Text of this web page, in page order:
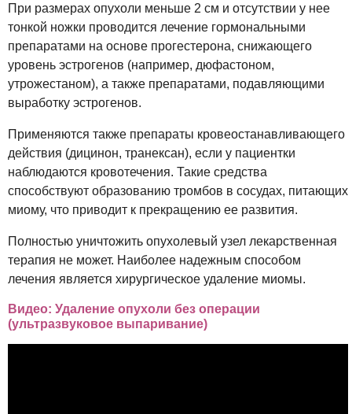
При размерах опухоли меньше 2 см и отсутствии у нее
тонкой ножки проводится лечение гормональными
препаратами на основе прогестерона, снижающего
уровень эстрогенов (например, дюфастоном,
утрожестаном), а также препаратами, подавляющими
выработку эстрогенов.
Применяются также препараты кровеостанавливающего
действия (дицинон, транексан), если у пациентки
наблюдаются кровотечения. Такие средства
способствуют образованию тромбов в сосудах, питающих
миому, что приводит к прекращению ее развития.
Полностью уничтожить опухолевый узел лекарственная
терапия не может. Наиболее надежным способом
лечения является хирургическое удаление миомы.
Видео: Удаление опухоли без операции
(ультразвуковое выпаривание)